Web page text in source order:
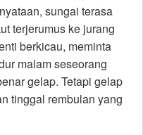
sungai terasa
terjerumus ke jurang
berkicau, meminta
malam seseorang
gelap. Tetapi gelap
tinggal rembulan yang